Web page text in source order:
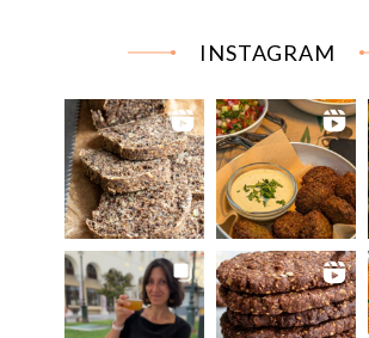
INSTAGRAM